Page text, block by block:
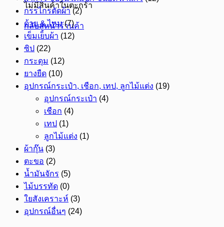
ไม่มีสินค้าในตะกร้า
กลับสู่หน้าร้านค้า
กรรไกรตัดผ้า (2)
ด้าย & ไหม (7)
เข็มเย็บผ้า (12)
ซิป (22)
กระดุม (12)
ยางยืด (10)
อุปกรณ์กระเป๋า, เชือก, เทป, ลูกไม้แต่ง (19)
อุปกรณ์กระเป๋า (4)
เชือก (4)
เทป (1)
ลูกไม้แต่ง (1)
ผ้ากุ๊น (3)
ตะขอ (2)
น้ำมันจักร (5)
ไม้บรรทัด (0)
ใยสังเคราะห์ (3)
อุปกรณ์อื่นๆ (24)